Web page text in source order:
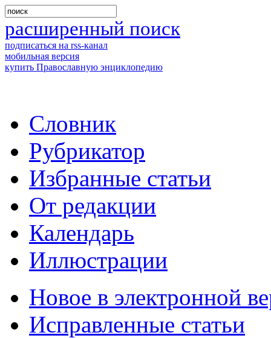
расширенный поиск
подписаться на rss-канал
мобильная версия
купить Православную энциклопедию
Словник
Рубрикатор
Избранные статьи
От редакции
Календарь
Иллюстрации
Новое в электронной
Исправленные статьи